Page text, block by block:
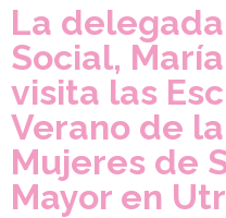
La
Social,
visita las
Verano de
Mujeres de
Mayor en